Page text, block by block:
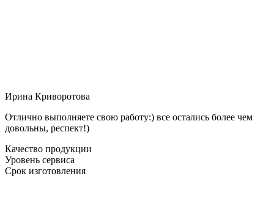
Ирина Криворотова
Отлично выполняете свою работу:) все остались более чем
довольны, респект!)
Качество продукции
Уровень сервиса
Срок изготовления